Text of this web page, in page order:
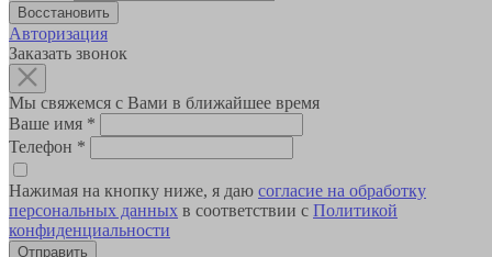
Авторизация
Заказать звонок
Мы свяжемся с Вами в ближайшее время
Ваше имя *
Телефон *
Нажимая на кнопку ниже, я даю согласие на обработку
персональных данных в соответствии с Политикой
конфиденциальности